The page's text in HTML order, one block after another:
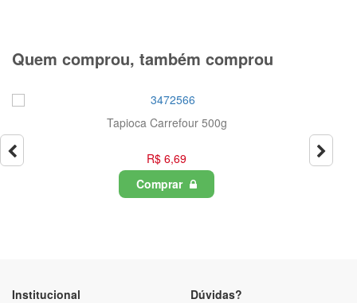
Quem comprou, também comprou
Dadinho de Tapioca
Institucional Dúvidas?